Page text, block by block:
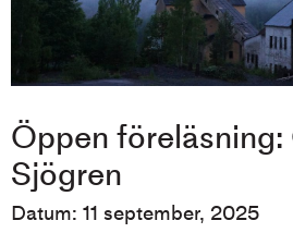
Öppen
Sjögren
Datum: 11 september, 2025